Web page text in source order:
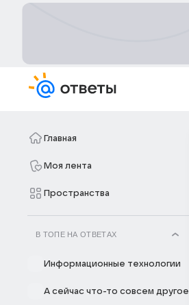
Главная
Моя лента
Пространства
В ТОПЕ НА ОТВЕТАХ
Информационные технологии
А сейчас что-то совсем другое